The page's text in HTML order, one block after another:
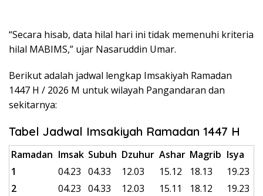
“Secara hisab, data hilal hari ini tidak memenuhi kriteria
hilal MABIMS,” ujar Nasaruddin Umar.
Berikut adalah jadwal lengkap Imsakiyah Ramadan
1447 H / 2026 M untuk wilayah Pangandaran dan
sekitarnya:
Tabel Jadwal Imsakiyah Ramadan 1447 H
Ramadan Imsak Subuh Dzuhur Ashar Magrib Isya
1
04.23 04.33 12.03 15.12 18.13
19.23
2
04.23 04.33 12.03 15.11 18.12
19.23